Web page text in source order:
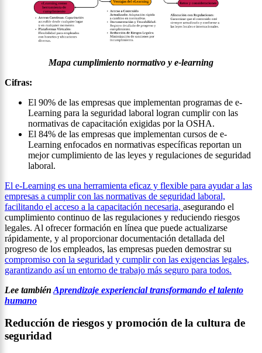
Mapa cumplimiento normativo y e-learning
Cifras:
El 90% de las empresas que implementan programas de e-
Learning para la seguridad laboral logran cumplir con las
normativas de capacitación exigidas por la OSHA.
El 84% de las empresas que implementan cursos de e-
Learning enfocados en normativas específicas reportan un
mejor cumplimiento de las leyes y regulaciones de seguridad
laboral.
El e-Learning es una herramienta eficaz y flexible para ayudar a las
empresas a cumplir con las normativas de seguridad laboral,
facilitando el acceso a la capacitación necesaria, asegurando el
cumplimiento continuo de las regulaciones y reduciendo riesgos
legales. Al ofrecer formación en línea que puede actualizarse
rápidamente, y al proporcionar documentación detallada del
progreso de los empleados, las empresas pueden demostrar su
compromiso con la seguridad y cumplir con las exigencias legales,
garantizando así un entorno de trabajo más seguro para todos.
Lee también Aprendizaje experiencial transformando el talento
humano
Reducción de riesgos y promoción de la cultura de
seguridad